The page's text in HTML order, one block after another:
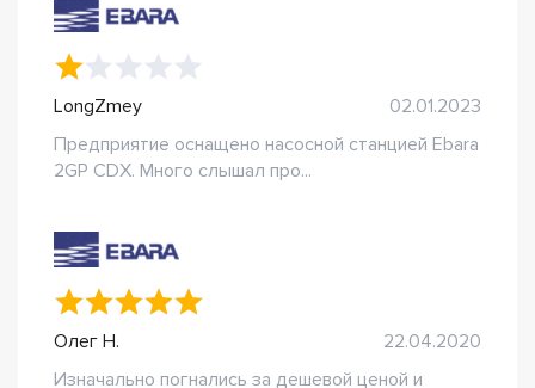
LongZmey
02.01.2023
Предприятие оснащено насосной станцией Ebara
2GP CDX. Много слышал про...
Олег Н.
22.04.2020
Изначально погнались за дешевой ценой и